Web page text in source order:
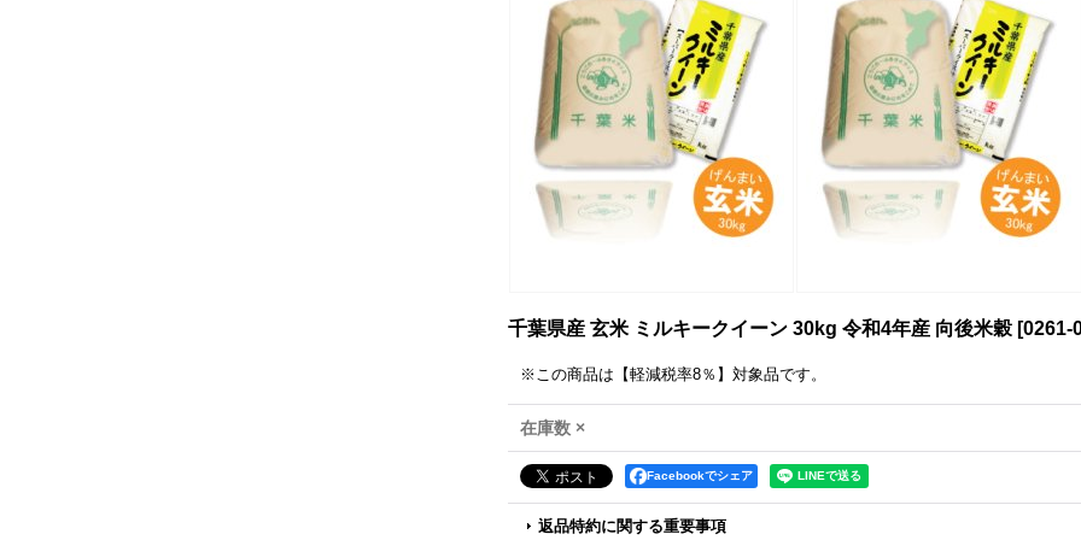
千葉県産 玄米 ミルキークイーン 30kg 令和4年産 向後米穀 [0261-
※この商品は【軽減税率8％】対象品です。
在庫数 ×
Facebookでシェア
返品特約に関する重要事項